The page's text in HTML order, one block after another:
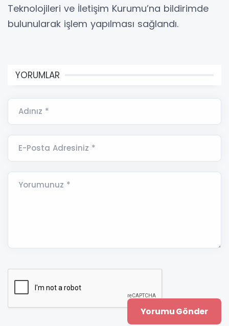
Teknolojileri ve İletişim Kurumu’na bildirimde
bulunularak işlem yapılması sağlandı.
YORUMLAR
Adınız *
E-Posta Adresiniz *
Yorumunuz *